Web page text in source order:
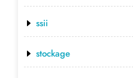
ssii
stockage